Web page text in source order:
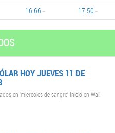
16.66 17.50
HOY JUEVES 11 DE
en ‘miércoles de sangre’ Inició en Wall